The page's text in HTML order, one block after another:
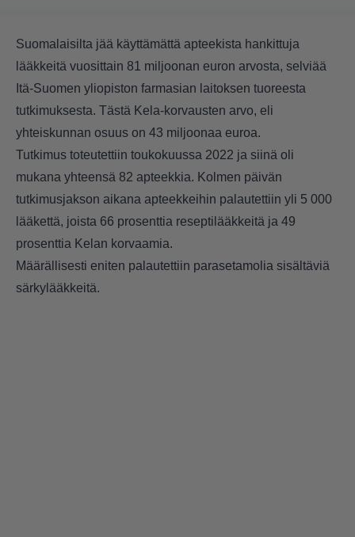
Suomalaisilta jää käyttämättä apteekista hankittuja
lääkkeitä vuosittain 81 miljoonan euron arvosta, selviää
Itä-Suomen yliopiston farmasian laitoksen tuoreesta
tutkimuksesta. Tästä Kela-korvausten arvo, eli
yhteiskunnan osuus on 43 miljoonaa euroa.
Tutkimus toteutettiin toukokuussa 2022 ja siinä oli
mukana yhteensä 82 apteekkia. Kolmen päivän
tutkimusjakson aikana apteekkeihin palautettiin yli 5 000
lääkettä, joista 66 prosenttia reseptilääkkeitä ja 49
prosenttia Kelan korvaamia.
Määrällisesti eniten palautettiin parasetamolia sisältäviä
särkylääkkeitä.